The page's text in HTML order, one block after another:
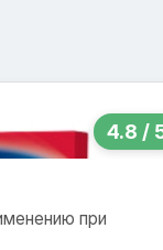
4.8 /
при